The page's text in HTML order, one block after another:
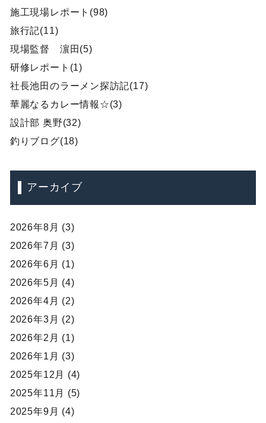
施工現場レポート(98)
旅行記(11)
現場監督 濵田(5)
研修レポート(1)
社長池田のラーメン探訪記(17)
華麗なるカレー情報☆(3)
設計部 奥野(32)
釣りブログ(18)
アーカイブ
2026年8月 (3)
2026年7月 (3)
2026年6月 (1)
2026年5月 (4)
2026年4月 (2)
2026年3月 (2)
2026年2月 (1)
2026年1月 (3)
2025年12月 (4)
2025年11月 (5)
2025年9月 (4)